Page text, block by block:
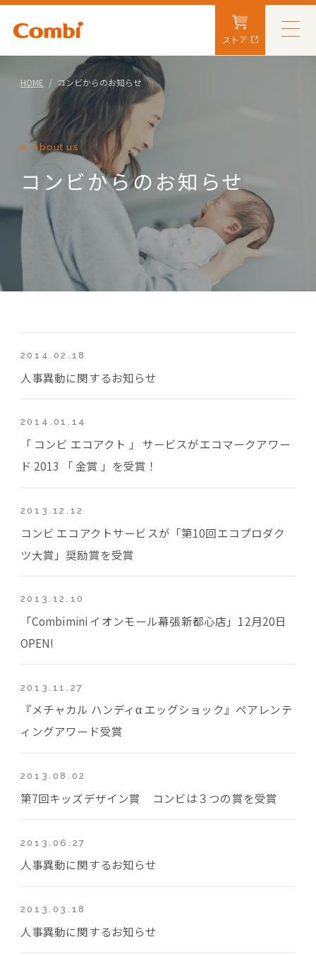
ストア
HOME コンビからのお知らせ
About us
コンビからのお知らせ
2014.02.18
人事異動に関するお知らせ
2014.01.14
「 コンビ エコアクト 」 サービスがエコマークアワー
ド 2013 「 金賞 」を受賞！
2013.12.12
コンビ エコアクトサービスが「第10回エコプロダク
ツ大賞」奨励賞を受賞
2013.12.10
「Combimini イオンモール幕張新都心店」12月20日
OPEN!
2013.11.27
『メチャカル ハンディα エッグショック』ペアレンテ
ィングアワード受賞
2013.08.02
第7回キッズデザイン賞 コンビは３つの賞を受賞
2013.06.27
人事異動に関するお知らせ
2013.03.18
人事異動に関するお知らせ